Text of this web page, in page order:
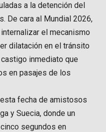
a la detención del
De cara al Mundial 2026,
el mecanismo
dilatación en el tránsito
inmediato que
en pasajes de los
fecha de amistosos
y Suecia, donde un
segundos en